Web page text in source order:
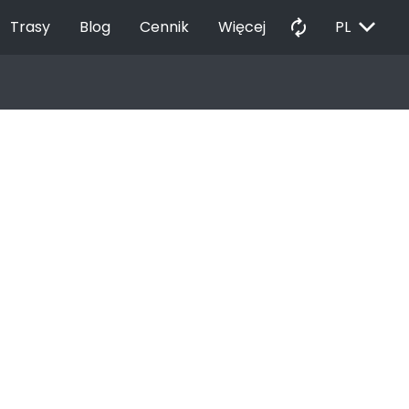
Trasy Blog Cennik Więcej autorenew PL EXPAND_MORE